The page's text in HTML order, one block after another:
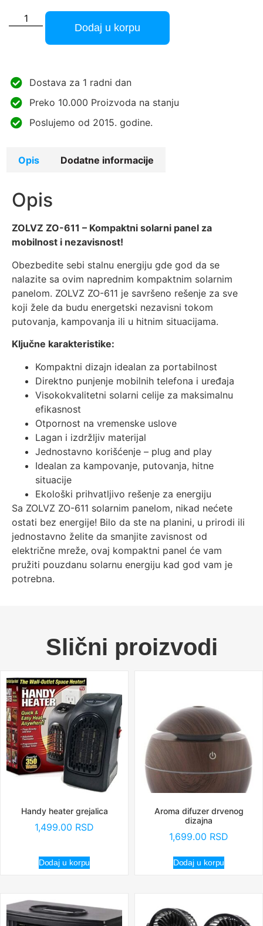
Dodaj u korpu
Dostava za 1 radni dan
Preko 10.000 Proizvoda na stanju
Poslujemo od 2015. godine.
Opis Dodatne informacije
Opis
ZOLVZ ZO-611 – Kompaktni solarni panel za
mobilnost i nezavisnost!
Obezbedite sebi stalnu energiju gde god da se
nalazite sa ovim naprednim kompaktnim solarnim
panelom. ZOLVZ ZO-611 je savršeno rešenje za sve
koji žele da budu energetski nezavisni tokom
putovanja, kampovanja ili u hitnim situacijama.
Ključne karakteristike:
Kompaktni dizajn idealan za portabilnost
Direktno punjenje mobilnih telefona i uređaja
Visokokvalitetni solarni celije za maksimalnu
efikasnost
Otpornost na vremenske uslove
Lagan i izdržljiv materijal
Jednostavno korišćenje – plug and play
Idealan za kampovanje, putovanja, hitne
situacije
Ekološki prihvatljivo rešenje za energiju
Sa ZOLVZ ZO-611 solarnim panelom, nikad nećete
ostati bez energije! Bilo da ste na planini, u prirodi ili
jednostavno želite da smanjite zavisnost od
električne mreže, ovaj kompaktni panel će vam
pružiti pouzdanu solarnu energiju kad god vam je
potrebna.
Slični proizvodi
Handy heater grejalica
1,499.00 RSD
Dodaj u korpu
Aroma difuzer drvenog
dizajna
1,699.00 RSD
Dodaj u korpu